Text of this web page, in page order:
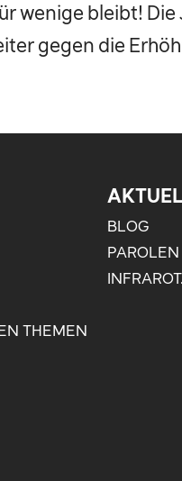
wenige bleibt! Die
gegen die
THEMEN
BLOG
PAROLEN
INFRAROT.